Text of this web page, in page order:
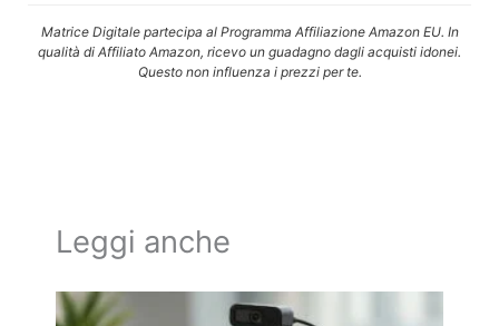
Matrice Digitale partecipa al Programma Affiliazione Amazon EU. In
qualità di Affiliato Amazon, ricevo un guadagno dagli acquisti idonei.
Questo non influenza i prezzi per te.
Leggi anche